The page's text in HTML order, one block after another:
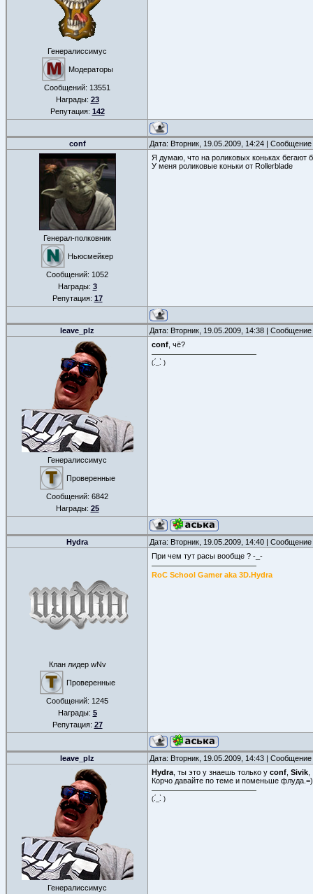
Генералиссимус
Модераторы
Сообщений: 13551
Награды: 23
Репутация: 142
conf Дата: Вторник, 19.05.2009, 14:24 |
Генерал-полковник
Ньюсмейкер
Сообщений: 1052
Награды: 3
Репутация: 17
Я думаю, что на роликовых коньках бегают
У меня роликовые коньки от Rollerblade
leave_plz Дата: Вторник, 19.05.2009, 14:38 |
Генералиссимус
Проверенные
Сообщений: 6842
Награды: 25
conf , чё?
(.́_.̀ )
Hydra Дата: Вторник, 19.05.2009, 14:40 |
Клан лидер wNv
Проверенные
Сообщений: 1245
Награды: 5
Репутация: 27
При чем тут расы вообще ? -_-
RoC School Gamer aka 3D.Hydra
leave_plz Дата: Вторник, 19.05.2009, 14:43 |
Генералиссимус
Hydra , ты это у знаешь только у conf Sivik
Корчо давайте по теме и поменьше флуда.=)
(.́_.̀ )